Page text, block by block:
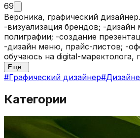
69
Вероника, графический дизайнер. Навыки:
-визуализация брендов; -дизайн
полиграфии; -создание
-дизайн меню, прайс-листов; -
обучаюсь на digital-маректолога,
знаю, как подчеркнуть Ваши
Ещё..
#Графический дизайнер#
Категории